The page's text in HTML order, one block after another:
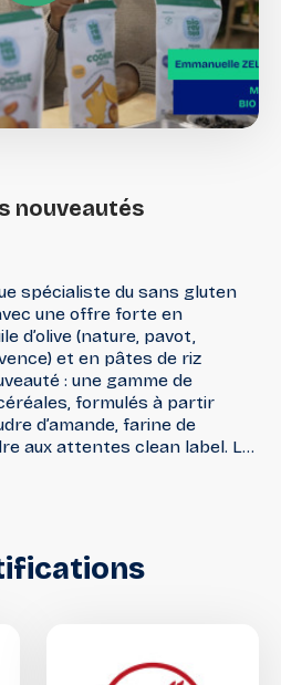
nouveautés
spécialiste du sans gluten
une offre forte en
d’olive (nature, pavot,
et en pâtes de riz
: une gamme de
formulés à partir
d’amande, farine de
aux attentes clean label. La